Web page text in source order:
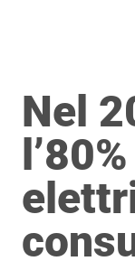
Nel